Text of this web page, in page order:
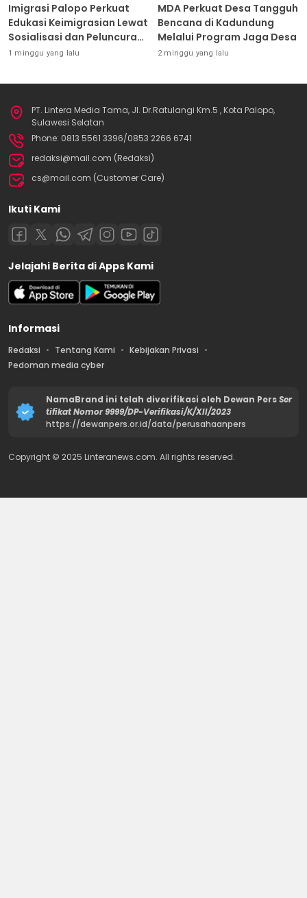
Imigrasi Palopo Perkuat
Edukasi Keimigrasian Lewat
Sosialisasi dan Peluncuran
Inovasi Chatbot “IT CHIKA”
1 minggu yang lalu
MDA Perkuat Desa Tangguh
Bencana di Kadundung
Melalui Program Jaga Desa
2 minggu yang lalu
PT. Lintera Media Tama, Jl. Dr.Ratulangi Km.5 , Kota Palopo,
Sulawesi Selatan
Phone: 0813 5561 3396/0853 2266 6741
redaksi@mail.com (Redaksi)
cs@mail.com (Customer Care)
Ikuti Kami
Jelajahi Berita di Apps Kami
Informasi
Redaksi Tentang Kami
Kebijakan Privasi
Pedoman media cyber
NamaBrand ini telah diverifikasi oleh Dewan PersSer
tifikat Nomor 9999/DP-Verifikasi/K/XII/2023
https://dewanpers.or.id/data/perusahaanpers
Copyright © 2025 Linteranews.com. All rights reserved.